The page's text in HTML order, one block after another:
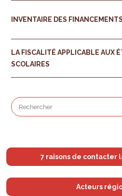
INVENTAIRE DES FINANCEMENTS
LA FISCALITÉ APPLICABLE AUX
SCOLAIRES
7 raisons de contacter
Acteurs